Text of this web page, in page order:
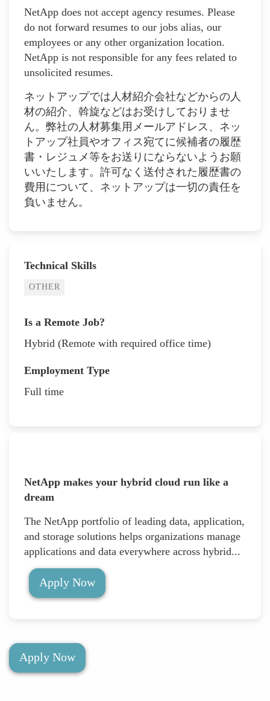
NetApp does not accept agency resumes. Please
do not forward resumes to our jobs alias, our
employees or any other organization location.
NetApp is not responsible for any fees related to
unsolicited resumes.
ネットアップでは人材紹介会社などからの人
材の紹介、斡旋などはお受けしておりませ
ん。弊社の人材募集用メールアドレス、ネッ
トアップ社員やオフィス宛てに候補者の履歴
書・レジュメ等をお送りにならないようお願
いいたします。許可なく送付された履歴書の
費用について、ネットアップは一切の責任を
負いません。
Technical Skills
OTHER
Is a Remote Job?
Hybrid (Remote with required office time)
Employment Type
Full time
NetApp makes your hybrid cloud run like a
dream
The NetApp portfolio of leading data, application,
and storage solutions helps organizations manage
applications and data everywhere across hybrid...
Apply Now
Apply Now